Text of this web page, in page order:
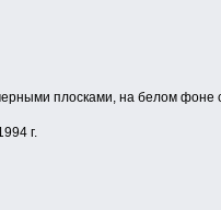
плосками, на белом фоне
г.